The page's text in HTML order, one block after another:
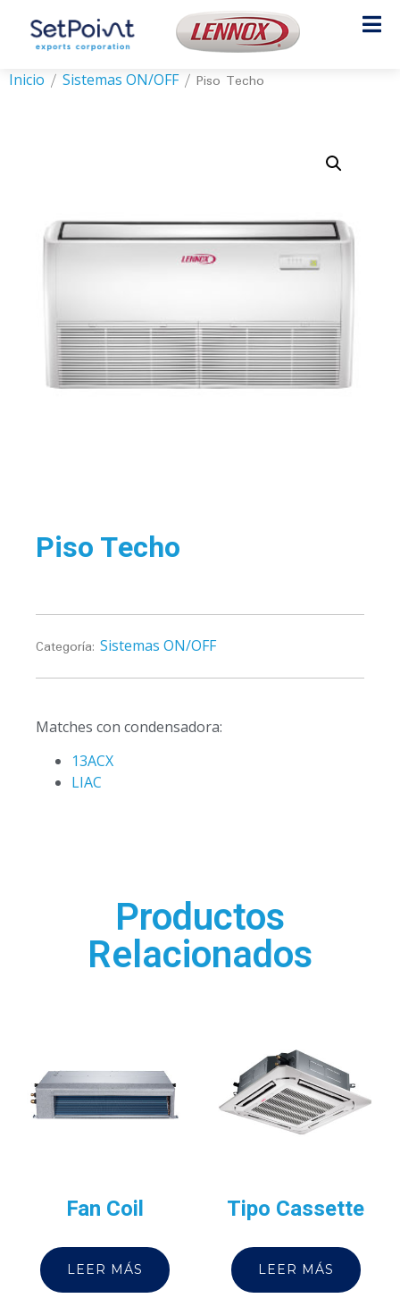
Inicio / Sistemas ON/OFF/ Piso Techo
Piso Techo
Categoría: Sistemas ON/OFF
Matches con condensadora:
13ACX
LIAC
Productos
Relacionados
Fan Coil
LEER MÁS
Tipo Cassette
LEER MÁS